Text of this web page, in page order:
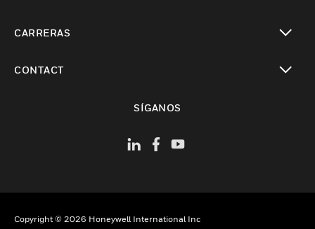
CARRERAS
CONTACT
SÍGANOS
Copyright © 2026 Honeywell International Inc